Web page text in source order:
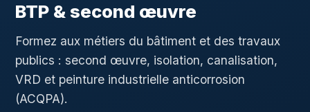
BTP & second œuvre
Formez aux métiers du bâtiment et des travaux
publics : second œuvre, isolation, canalisation,
VRD et peinture industrielle anticorrosion
(ACQPA).